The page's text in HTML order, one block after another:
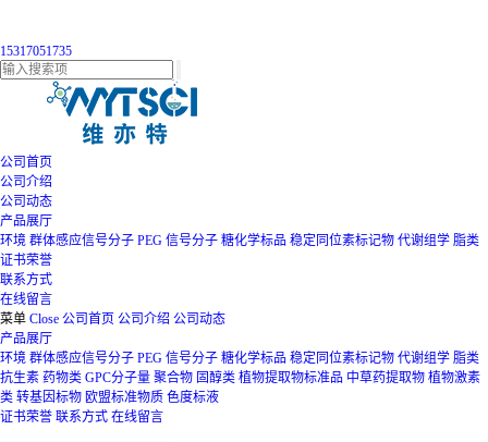
15317051735
公司首页
公司介绍
公司动态
产品展厅
环境 群体感应信号分子 PEG 信号分子 糖化学标品 稳定同位素标记物 代谢组学 脂类
证书荣誉
联系方式
在线留言
菜单 Close 公司首页 公司介绍 公司动态
产品展厅
环境 群体感应信号分子 PEG 信号分子 糖化学标品 稳定同位素标记物 代谢组学 脂类
抗生素 药物类 GPC分子量 聚合物 固醇类 植物提取物标准品 中草药提取物 植物激素
类 转基因标物 欧盟标准物质 色度标液
证书荣誉 联系方式 在线留言